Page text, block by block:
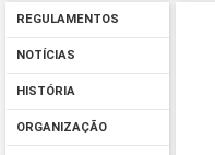
REGULAMENTOS
NOTÍCIAS
HISTÓRIA
ORGANIZAÇÃO